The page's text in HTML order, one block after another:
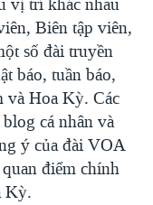
vị trí khác nhau
Biên tập viên,
số đài truyền
báo, tuần báo,
và Hoa Kỳ. Các
cá nhân và
ý của đài VOA
điểm chính
Kỳ.